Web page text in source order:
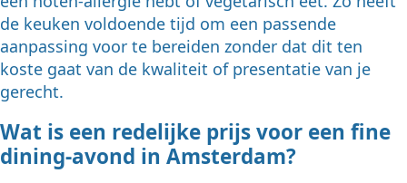
de keuken voldoende tijd om een passende
aanpassing voor te bereiden zonder dat dit ten
koste gaat van de kwaliteit of presentatie van je
gerecht.
Wat is een redelijke prijs voor een fine
dining-avond in Amsterdam?